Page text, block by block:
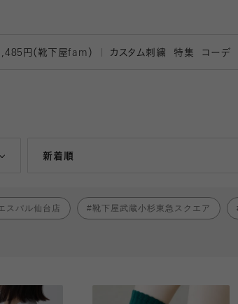
円（靴下屋fam） カスタム刺繍 特集 コーデ
新着順
人気ランキング順
スパル仙台店 靴下屋武蔵小杉東急スクエア